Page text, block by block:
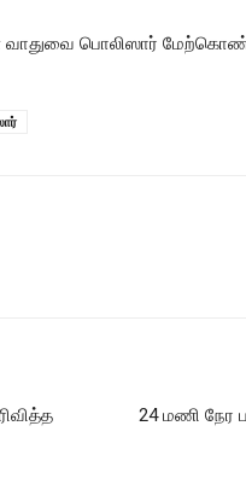
பொலிஸார்
24 மணி நேர